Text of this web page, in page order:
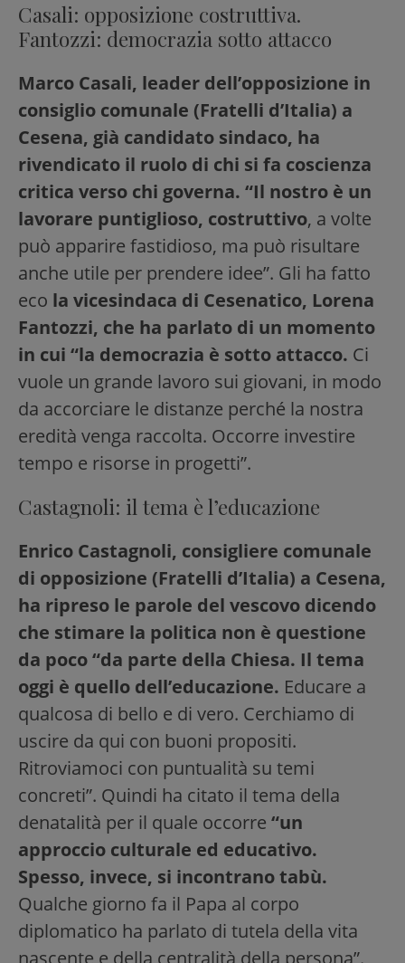
Casali: opposizione costruttiva.
Fantozzi: democrazia sotto attacco
Marco Casali, leader dell’opposizione in
consiglio comunale (Fratelli d’Italia) a
Cesena, già candidato sindaco, ha
rivendicato il ruolo di chi si fa coscienza
critica verso chi governa. “Il nostro è un
lavorare puntiglioso, costruttivo, a volte
può apparire fastidioso, ma può risultare
anche utile per prendere idee”. Gli ha fatto
eco la vicesindaca di Cesenatico, Lorena
Fantozzi, che ha parlato di un momento
in cui “la democrazia è sotto attacco. Ci
vuole un grande lavoro sui giovani, in modo
da accorciare le distanze perché la nostra
eredità venga raccolta. Occorre investire
tempo e risorse in progetti”.
Castagnoli: il tema è l’educazione
Enrico Castagnoli, consigliere comunale
di opposizione (Fratelli d’Italia) a Cesena,
ha ripreso le parole del vescovo dicendo
che stimare la politica non è questione
da poco “da parte della Chiesa. Il tema
oggi è quello dell’educazione. Educare a
qualcosa di bello e di vero. Cerchiamo di
uscire da qui con buoni propositi.
Ritroviamoci con puntualità su temi
concreti”. Quindi ha citato il tema della
denatalità per il quale occorre “un
approccio culturale ed educativo.
Spesso, invece, si incontrano tabù.
Qualche giorno fa il Papa al corpo
diplomatico ha parlato di tutela della vita
nascente e della centralità della persona”.